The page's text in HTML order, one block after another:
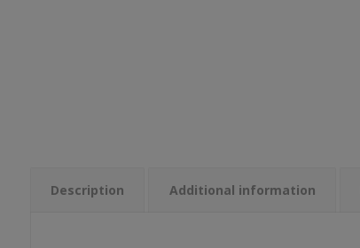
Description Additional information